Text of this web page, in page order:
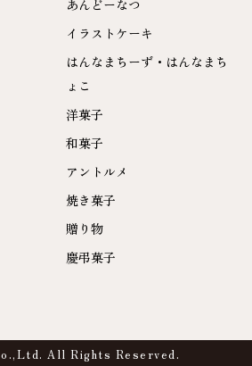
あんどーなつ
イラストケーキ
はんなまちーず・はんなまち
ょこ
洋菓子
和菓子
アントルメ
焼き菓子
贈り物
慶弔菓子
All Rights Reserved.